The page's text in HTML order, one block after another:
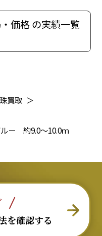
価格 の実績一覧
買取 ＞
ー 約9.0～10.0ｍ
を確認する